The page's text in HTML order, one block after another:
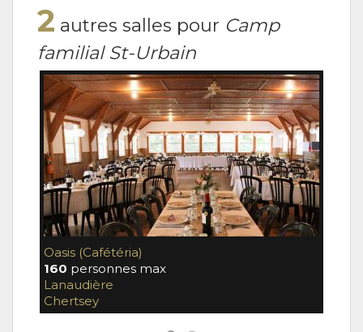
2 autres salles pour Camp
familial St-Urbain
Oasis (Cafétéria)
160 personnes max
Lanaudière
Chertsey